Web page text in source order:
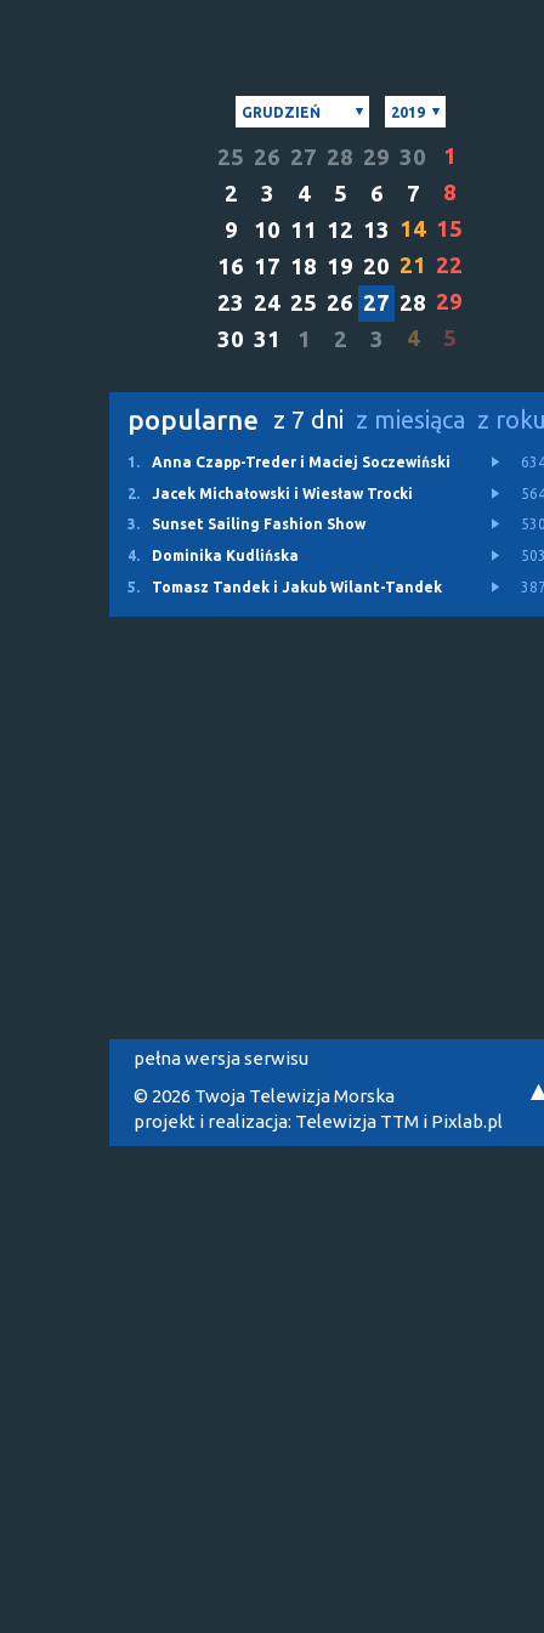
GRUDZIEŃ 2019
25 26 27 28 29 30
1
2
3 4 5 6 7
8
9
10 11 12 13 14 15
16 17 18 19 20 21 22
23 24 25 26 27 28 29
30 31 1 2 3 4 5
popularne z 7 dni z miesiąca z
1. Anna Czapp-Treder i Maciej Soczewiński
2.
Jacek Michałowski i Wiesław Trocki
3.
Sunset Sailing Fashion Show
4.
Dominika Kudlińska
5.
Tomasz Tandek i Jakub Wilant-Tandek
pełna wersja serwisu
© 2026 Twoja Telewizja Morska
projekt i realizacja: Telewizja TTM i Pixlab.pl